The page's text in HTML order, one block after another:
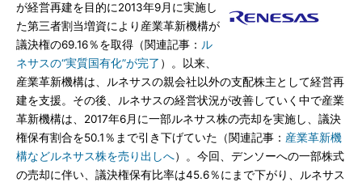
が経営再建を目的に2013年9月に実施し
た第三者割当増資により産業革新機構が
議決権の69.16％を取得（関連記事： ル
ネサスの“実質国有化”が完了 ）。以来、
産業革新機構は、ルネサスの親会社以外の支配株主として経営再
建を支援。その後、ルネサスの経営状況が改善していく中で産業
革新機構は、2017年6月に一部ルネサス株の売却を実施し、議決
権保有割合を50.1％まで引き下げていた（関連記事： 産業革新機
構などルネサス株を売り出しへ）。今回、デンソーへの一部株式
の売却に伴い、議決権保有比率は45.6％にまで下がり、ルネサス